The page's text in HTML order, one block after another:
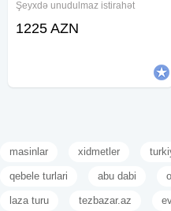
Şeyxdə unudulmaz istirahət
ulduzlu hotellərdə rezervasiya
1225 AZN
masinlar xidmetler
qebele turlari abu dabi
laza turu tezbazar.az